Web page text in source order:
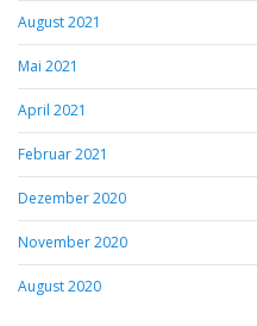
August 2021
Mai 2021
April 2021
Februar 2021
Dezember 2020
November 2020
August 2020